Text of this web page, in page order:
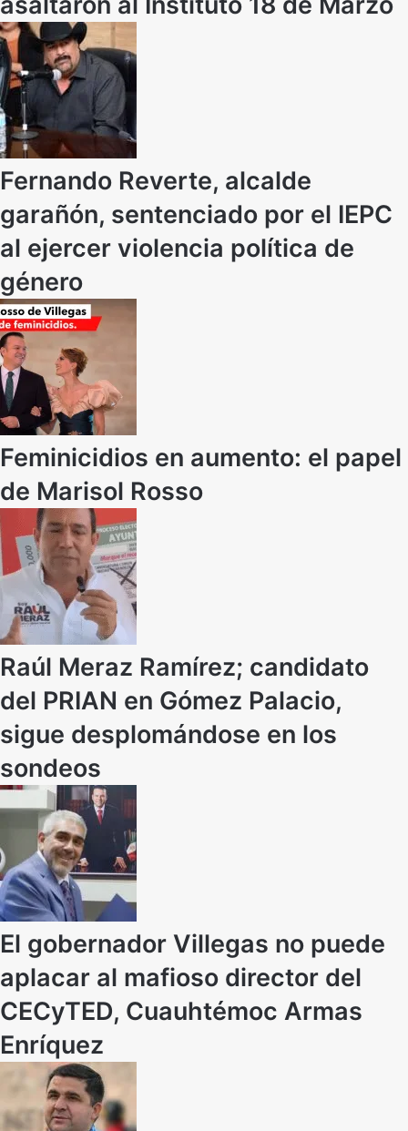
Fernando Reverte, alcalde
garañón, sentenciado por el IEPC
al ejercer violencia política de
género
Feminicidios en aumento: el papel
de Marisol Rosso
Raúl Meraz Ramírez; candidato
del PRIAN en Gómez Palacio,
sigue desplomándose en los
sondeos
El gobernador Villegas no puede
aplacar al mafioso director del
CECyTED, Cuauhtémoc Armas
Enríquez